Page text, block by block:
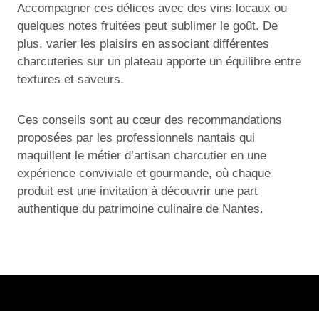
Accompagner ces délices avec des vins locaux ou
quelques notes fruitées peut sublimer le goût. De
plus, varier les plaisirs en associant différentes
charcuteries sur un plateau apporte un équilibre entre
textures et saveurs.
Ces conseils sont au cœur des recommandations
proposées par les professionnels nantais qui
maquillent le métier d’artisan charcutier en une
expérience conviviale et gourmande, où chaque
produit est une invitation à découvrir une part
authentique du patrimoine culinaire de Nantes.